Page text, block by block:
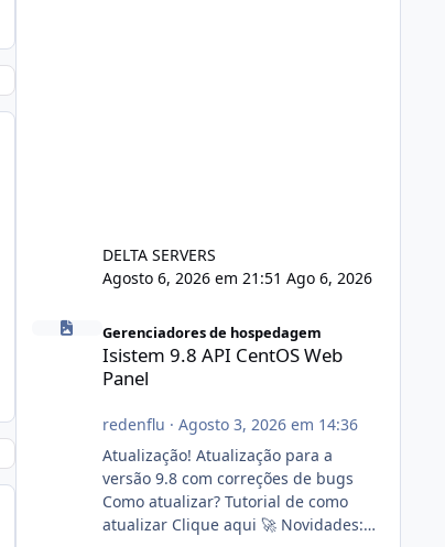
DELTA SERVERS
Agosto 6, 2026 em 21:51 Ago 6, 2026
Isistem 9.8 API CentOS Web Panel
Gerenciadores de hospedagem
Isistem 9.8 API CentOS Web
Panel
redenflu · Agosto 3, 2026 em 14:36
Atualização! Atualização para a
versão 9.8 com correções de bugs
Como atualizar? Tutorial de como
atualizar Clique aqui 🚀 Novidades: